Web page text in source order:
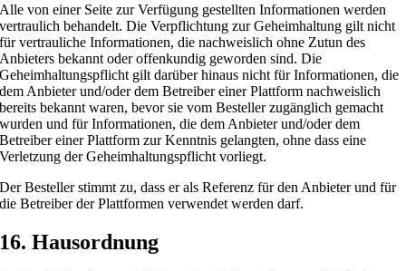
Alle von einer Seite zur Verfügung gestellten Informationen werden
vertraulich behandelt. Die Verpflichtung zur Geheimhaltung gilt nicht
für vertrauliche Informationen, die nachweislich ohne Zutun des
Anbieters bekannt oder offenkundig geworden sind. Die
Geheimhaltungspflicht gilt darüber hinaus nicht für Informationen, die
dem Anbieter und/oder dem Betreiber einer Plattform nachweislich
bereits bekannt waren, bevor sie vom Besteller zugänglich gemacht
wurden und für Informationen, die dem Anbieter und/oder dem
Betreiber einer Plattform zur Kenntnis gelangten, ohne dass eine
Verletzung der Geheimhaltungspflicht vorliegt.
Der Besteller stimmt zu, dass er als Referenz für den Anbieter und für
die Betreiber der Plattformen verwendet werden darf.
16. Hausordnung